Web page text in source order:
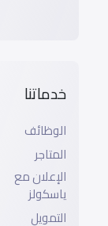
خدماتنا
الوظائف
المتاجر
الإعلان مع
ياسكولز
التمويل